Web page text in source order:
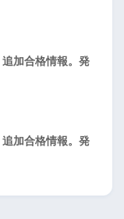
追加合格情報。発
追加合格情報。発